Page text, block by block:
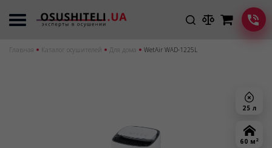
Главная Каталог осушителей Для дома WetAir WAD-1225L
25 л
60 м 2